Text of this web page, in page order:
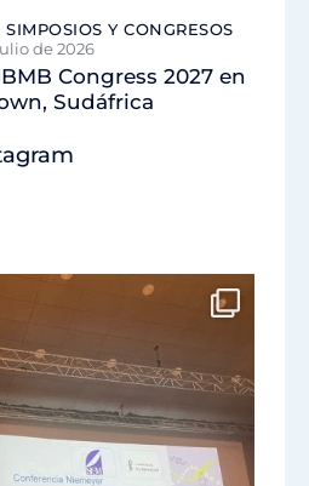
SIMPOSIOS Y CONGRESOS
de 2026
Congress 2027 en
Sudáfrica